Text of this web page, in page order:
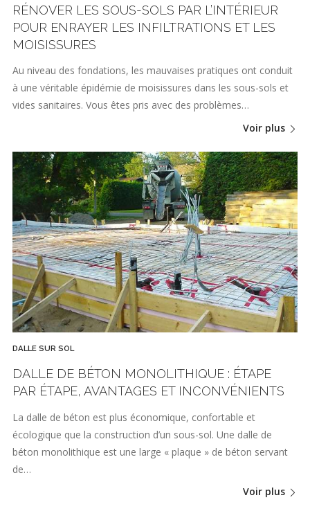
RÉNOVER LES SOUS-SOLS PAR L’INTÉRIEUR
POUR ENRAYER LES INFILTRATIONS ET LES
MOISISSURES
Au niveau des fondations, les mauvaises pratiques ont conduit
à une véritable épidémie de moisissures dans les sous-sols et
vides sanitaires. Vous êtes pris avec des problèmes…
Voir plus
DALLE SUR SOL
DALLE DE BÉTON MONOLITHIQUE : ÉTAPE
PAR ÉTAPE, AVANTAGES ET INCONVÉNIENTS
La dalle de béton est plus économique, confortable et
écologique que la construction d’un sous-sol. Une dalle de
béton monolithique est une large « plaque » de béton servant
de…
Voir plus